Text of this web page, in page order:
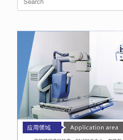
for: